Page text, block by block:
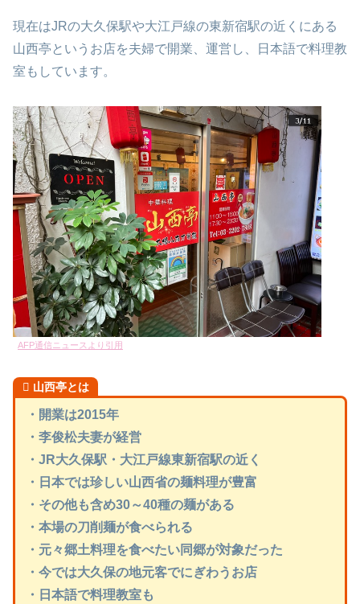
現在はJRの大久保駅や大江戸線の東新宿駅の近くにある
山西亭というお店を夫婦で開業、運営し、日本語で料理教
室もしています。
AFP通信ニュースより引用
山西亭とは
・開業は2015年
・李俊松夫妻が経営
・JR大久保駅・大江戸線東新宿駅の近く
・日本では珍しい山西省の麺料理が豊富
・その他も含め30～40種の麺がある
・本場の刀削麺が食べられる
・元々郷土料理を食べたい同郷が対象だった
・今では大久保の地元客でにぎわうお店
・日本語で料理教室も